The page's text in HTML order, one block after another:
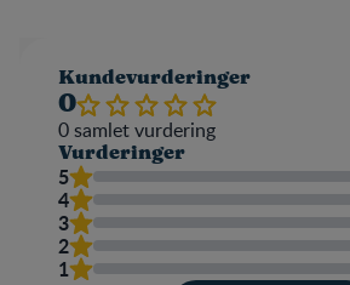
Kundevurderinger
0
0samlet vurdering
Vurderinger
5
4
3
2
1